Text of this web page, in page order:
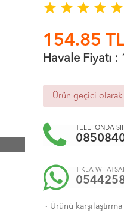
star star star star star
154.85 TL
Havale Fiyatı :
Ürün geçici
TELEFONDA
TIKLA
· Ürünü